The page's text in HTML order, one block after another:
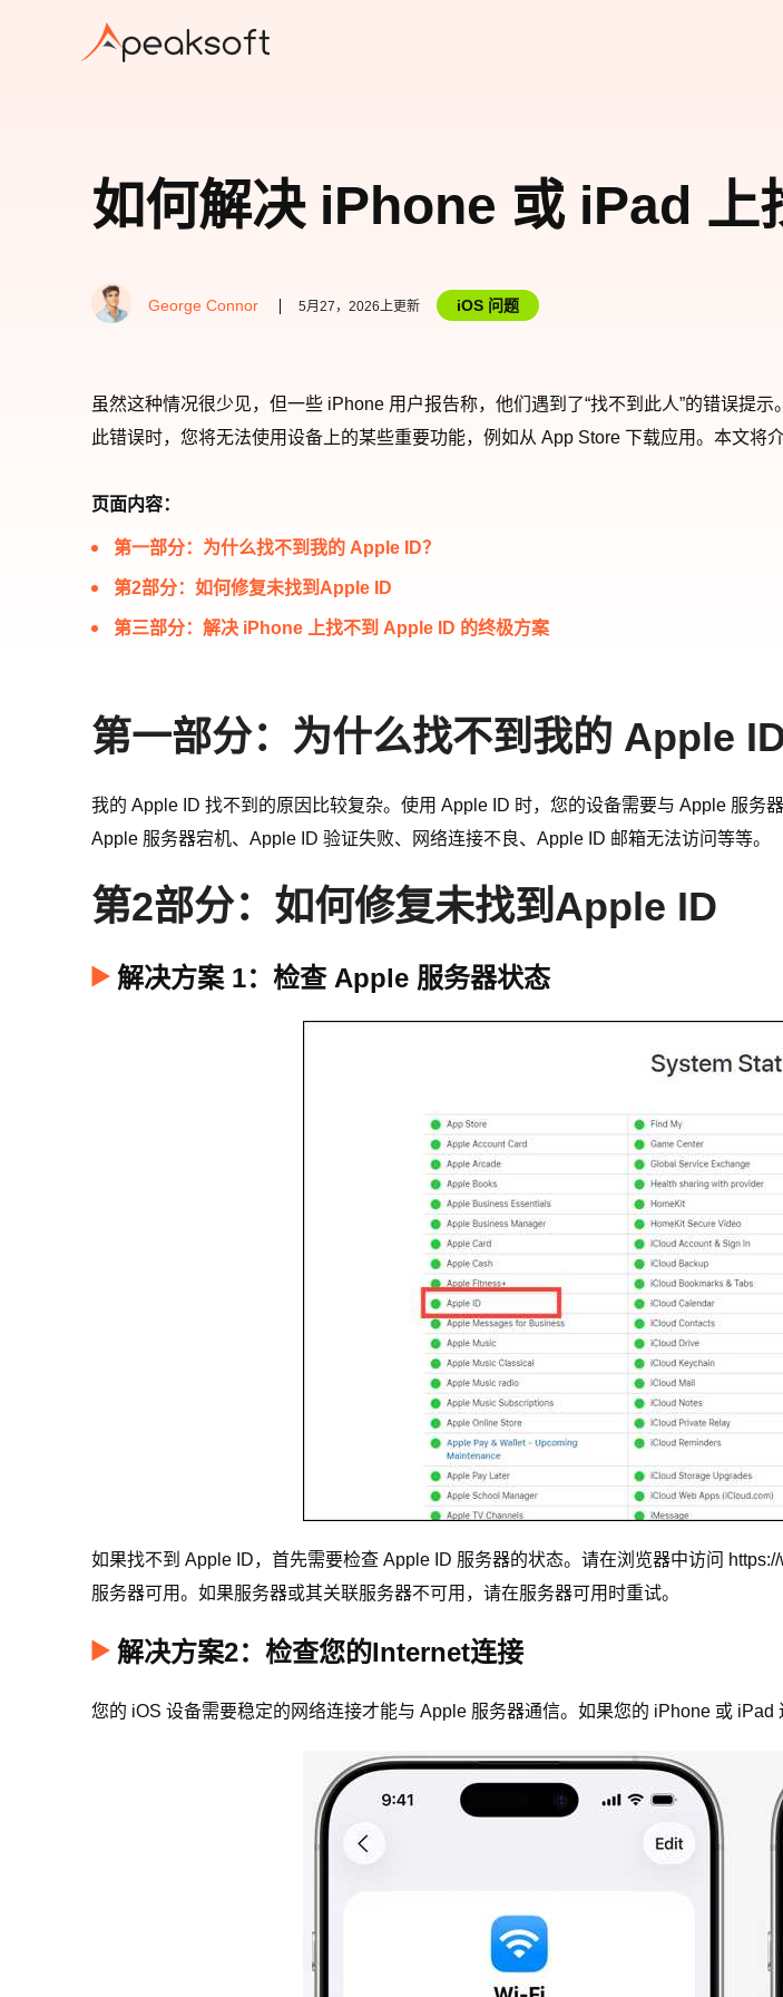
如何解决 iPhone 或 iPad
George Connor 5月27，2026上更新 iOS 问题
虽然这种情况很少见，但一些 iPhone 用户报告称，他们遇到了“找不到此人”的错误提
此错误时，您将无法使用设备上的某些重要功能，例如从 App Store 下载应用。本文将
页面内容：
第一部分：为什么找不到我的 Apple ID？
第2部分：如何修复未找到Apple ID
第三部分：解决 iPhone 上找不到 Apple ID 的终极方案
第一部分：为什么找不到我的 Apple ID
我的 Apple ID 找不到的原因比较复杂。使用 Apple ID 时，您的设备需要与 Apple 服务
Apple 服务器宕机、Apple ID 验证失败、网络连接不良、Apple ID 邮箱无法访问等等。
第2部分：如何修复未找到Apple ID
解决方案 1：检查 Apple 服务器状态
如果找不到 Apple ID，首先需要检查 Apple ID 服务器的状态。请在浏览器中访问
服务器可用。如果服务器或其关联服务器不可用，请在服务器可用时重试。
解决方案2：检查您的Internet连接
您的 iOS 设备需要稳定的网络连接才能与 Apple 服务器通信。如果您的 iPhone 或